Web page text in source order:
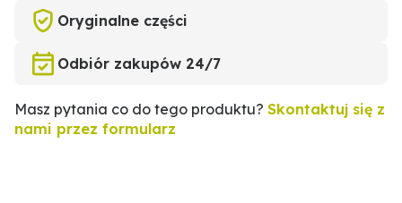
Oryginalne części
Odbiór zakupów 24/7
Masz pytania co do tego produktu? Skontaktuj się z
nami przez formularz